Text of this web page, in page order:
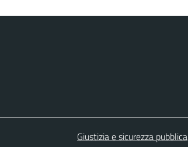
Giustizia e sicurezza pubblica